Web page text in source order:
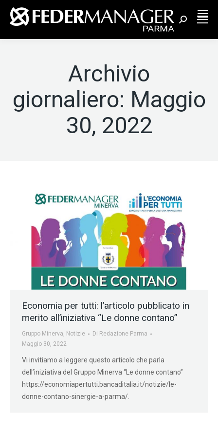
Cerca:
Archivio
giornaliero: Maggio
30, 2022
Economia per tutti: l’articolo pubblicato in
merito all’iniziativa “Le donne contano”
Gruppo Minerva, Notizie Di Redazione Parma
Maggio 30, 2022
Vi invitiamo a leggere questo articolo che parla
dell’iniziativa del Gruppo Minerva “Le donne contano”
https://economiapertutti.bancaditalia.it/notizie/le-
donne-contano-sinergie-a-parma/.